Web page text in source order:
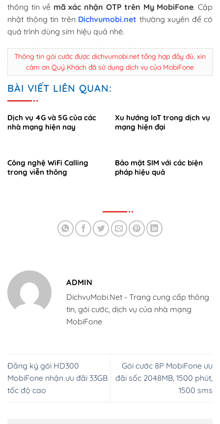
thông tin về mã xác nhận OTP trên My MobiFone. Cập
nhật thông tin trên Dichvumobi.net thường xuyên để có
quá trình dùng sim hiệu quả nhé.
Thông tin gói cước được dichvumobi.net tổng hợp đầy đủ, xin
cảm ơn Quý Khách đã sử dụng dịch vụ của MobiFone
BÀI VIẾT LIÊN QUAN:
Dịch vụ 4G và 5G của các
nhà mạng hiện nay
Xu hướng IoT trong dịch vụ
mạng hiện đại
Công nghệ WiFi Calling
trong viễn thông
Bảo mật SIM với các biện
pháp hiệu quả
ADMIN
DichvuMobi.Net - Trang cung cấp thông
tin, gói cước, dịch vụ của nhà mạng
MobiFone
Đăng ký gói HD300
MobiFone nhận ưu đãi 33GB
tốc độ cao
Gói cước 8P MobiFone ưu
đãi sốc 2048MB, 1500 phút,
1500 sms